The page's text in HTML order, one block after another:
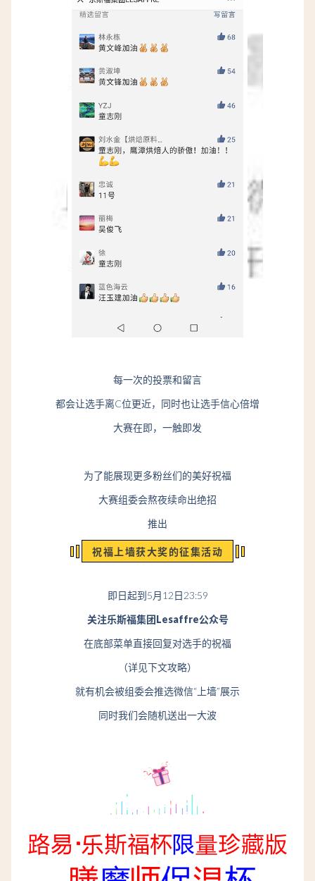
每一次的投票和留言
都会让选手离C位更近，同时也让选手信心倍增
大赛在即，一触即发
为了能展现更多粉丝们的美好祝福
大赛组委会熬夜续命出绝招
推出
祝福上墙获大奖的征集活动
即日起到5月12日23:59
关注乐斯福集团Lesaffre公众号
在底部菜单直接回复对选手的祝福
（详见下文攻略）
就有机会被组委会推选微信“ 上墙”展示
同时我们会随机送出一大波